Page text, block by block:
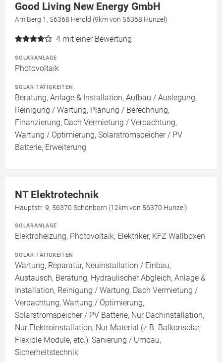
Good Living New Energy GmbH
Am Berg 1, 56368 Herold (9km von 56368 Hunzel)
4 mit einer Bewertung
SOLARANLAGE
Photovoltaik
SOLAR TÄTIGKEITEN
Beratung, Anlage & Installation, Aufbau / Auslegung,
Reinigung / Wartung, Planung / Berechnung,
Finanzierung, Dach Vermietung / Verpachtung,
Wartung / Optimierung, Solarstromspeicher / PV
Batterie, Erweiterung
NT Elektrotechnik
Hauptstr. 9, 56370 Schönborn (12km von 56370 Hunzel)
SOLARANLAGE
Elektroheizung, Photovoltaik, Elektriker, KFZ Wallboxen
SOLAR TÄTIGKEITEN
Wartung, Reparatur, Neuinstallation / Einbau,
Austausch, Beratung, Hydraulischer Abgleich, Anlage &
Installation, Reinigung / Wartung, Dach Vermietung /
Verpachtung, Wartung / Optimierung,
Solarstromspeicher / PV Batterie, Nur Dachinstallation,
Nur Elektroinstallation, Nur Material (z.B. Balkonsolar,
Flexible Module, etc.), Sanierung / Umbau,
Sicherheitstechnik